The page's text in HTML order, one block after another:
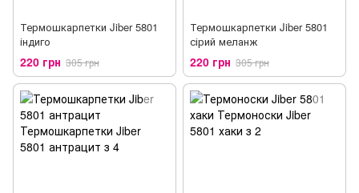
Термошкарпетки Jiber 5801
індиго
220 грн 305 грн
Термошкарпетки Jiber 5801
сірий меланж
220 грн 305 грн